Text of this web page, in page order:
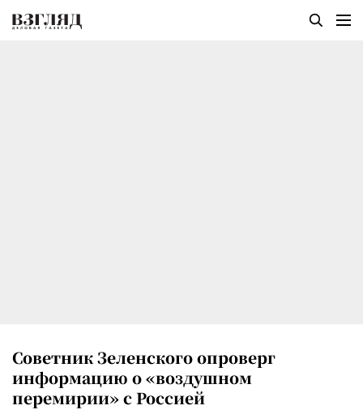
Советник Зеленского опроверг
информацию о «воздушном
перемирии» с Россией